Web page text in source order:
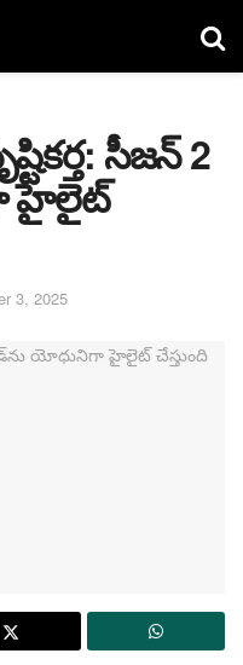
సీజన్ 2
హైలైట్
3, 2025